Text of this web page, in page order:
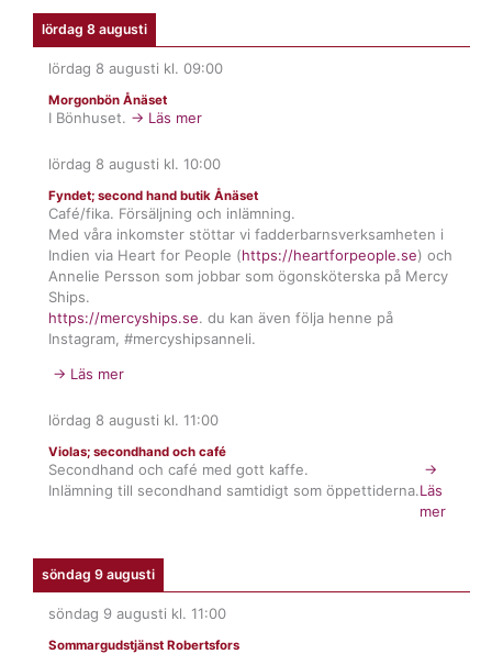
lördag 8 augusti
lördag 8 augusti kl. 09:00
Morgonbön Ånäset
I Bönhuset. → Läs mer
lördag 8 augusti kl. 10:00
Fyndet; second hand butik Ånäset
Café/fika. Försäljning och inlämning.
Med våra inkomster stöttar vi fadderbarnsverksamheten i
Indien via Heart for People (https://heartforpeople.se) och
Annelie Persson som jobbar som ögonsköterska på Mercy
Ships.
https://mercyships.se. du kan även följa henne på
Instagram, #mercyshipsanneli.
→ Läs mer
lördag 8 augusti kl. 11:00
Violas; secondhand och café
Secondhand och café med gott kaffe.
Inlämning till secondhand samtidigt som öppettiderna.
→
Läs
mer
söndag 9 augusti
söndag 9 augusti kl. 11:00
Sommargudstjänst Robertsfors